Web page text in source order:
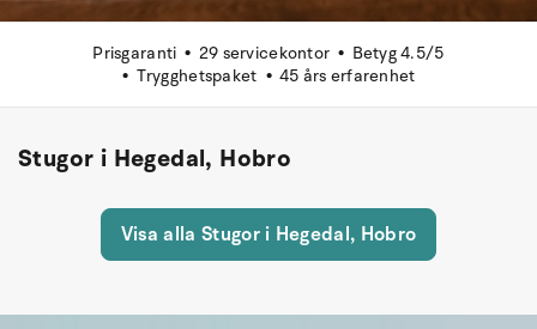
Prisgaranti 29 servicekontor
Betyg 4.5/5
Trygghetspaket
45 års erfarenhet
Stugor i Hegedal, Hobro
Visa alla Stugor i Hegedal, Hobro